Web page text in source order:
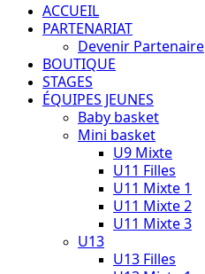
ACCUEIL
PARTENARIAT
Devenir Partenaire
BOUTIQUE
STAGES
ÉQUIPES JEUNES
Baby basket
Mini basket
U9 Mixte
U11 Filles
U11 Mixte 1
U11 Mixte 2
U11 Mixte 3
U13
U13 Filles